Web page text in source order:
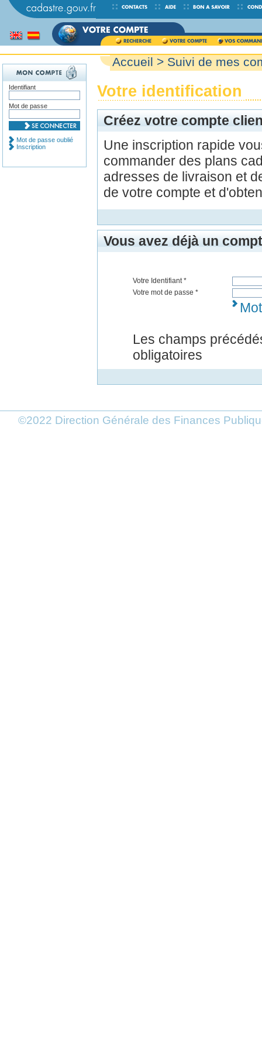
Accueil > Suivi de mes
Votre identification
Créez votre compte
Une inscription rapide
commander des plans
adresses de livraison et
de votre compte et
Vous avez déjà un
Votre Identifiant *
Votre mot de passe *
Les champs
obligatoires
Identifiant
Mot de passe
Mot de passe oublié
Inscription
©2022 Direction Générale des Finances